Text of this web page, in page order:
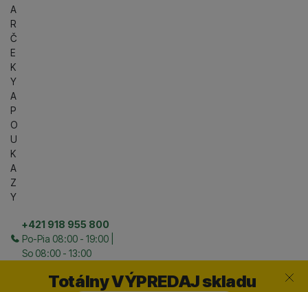
A
R
Č
E
K
Y
A
P
O
U
K
A
Z
Y
+421 918 955 800
Po-Pia 08:00 - 19:00 |
So 08:00 - 13:00
Totálny VÝPREDAJ skladu Zavrieť